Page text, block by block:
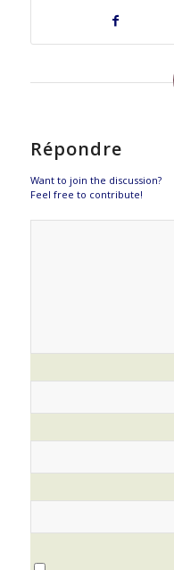
Répondre
Want to join the discussion?
Feel free to contribute!